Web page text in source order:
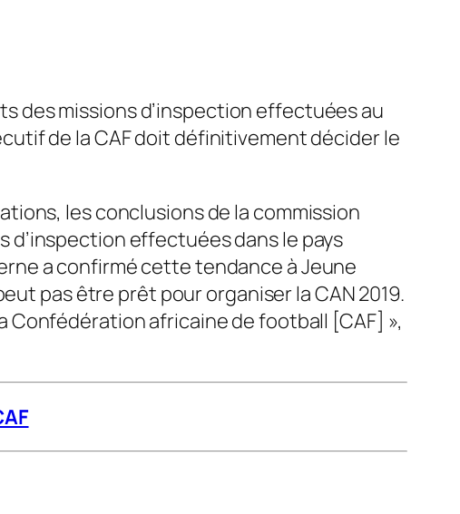
des missions d’inspection effectuées au
de la CAF doit définitivement décider le
les conclusions de la commission
d’inspection effectuées dans le pays
a confirmé cette tendance àJeune
pas être prêt pour organiser la CAN 2019.
Confédération africaine de football [CAF] »,